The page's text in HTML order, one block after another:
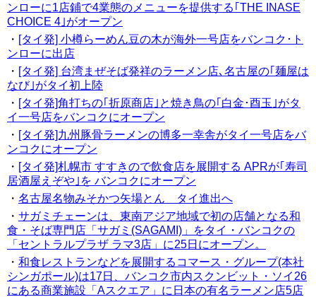
ンローに1店鋪で4業態のメニューを提供する｢THE INASE
CHOICE 4｣がオープン
・ [タイ発] 小樽らーめん豆の木が海外一号店をバンコク･ト
ンローに出店
・ [タイ発] 台湾まぜそば発祥のラーメン店､名古屋の｢麺屋は
なび｣がタイ初上陸
・ [タイ発]角打ちの｢折原商店｣と焼き鳥の｢白金･酉玉｣がタ
イ一号店をバンコクにオープン
・ [タイ発]九州豚骨ラーメンの博多一幸舎がタイ一号店をバ
ンコクにオープン
・ [タイ発]札幌市 すすきので飲食店を展開する APRが｢寿司
居酒屋えぞや｣を バンコクにオープン
・ 名古屋名物みそかつ矢場とん タイ進出へ
・ サガミチェーンは、東南アジア地域で初の店舗となる和
食・そば専門店「サガミ(SAGAMI)」をタイ・バンコクの
「セントラルプラザ ラマ3店」に25日にオープン。
・ 和食レストランなどを展開するコマース・グループ(本社
シンガポール)は17日、バンコク市内スクンビット・ソイ26
にある商業施設「Aスクエア」に日本の有名ラーメン店5店